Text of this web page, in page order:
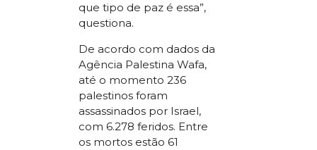
que tipo de paz é essa”,
questiona.
De acordo com dados da
Agência Palestina Wafa,
até o momento 236
palestinos foram
assassinados por Israel,
com 6.278 feridos. Entre
os mortos estão 61